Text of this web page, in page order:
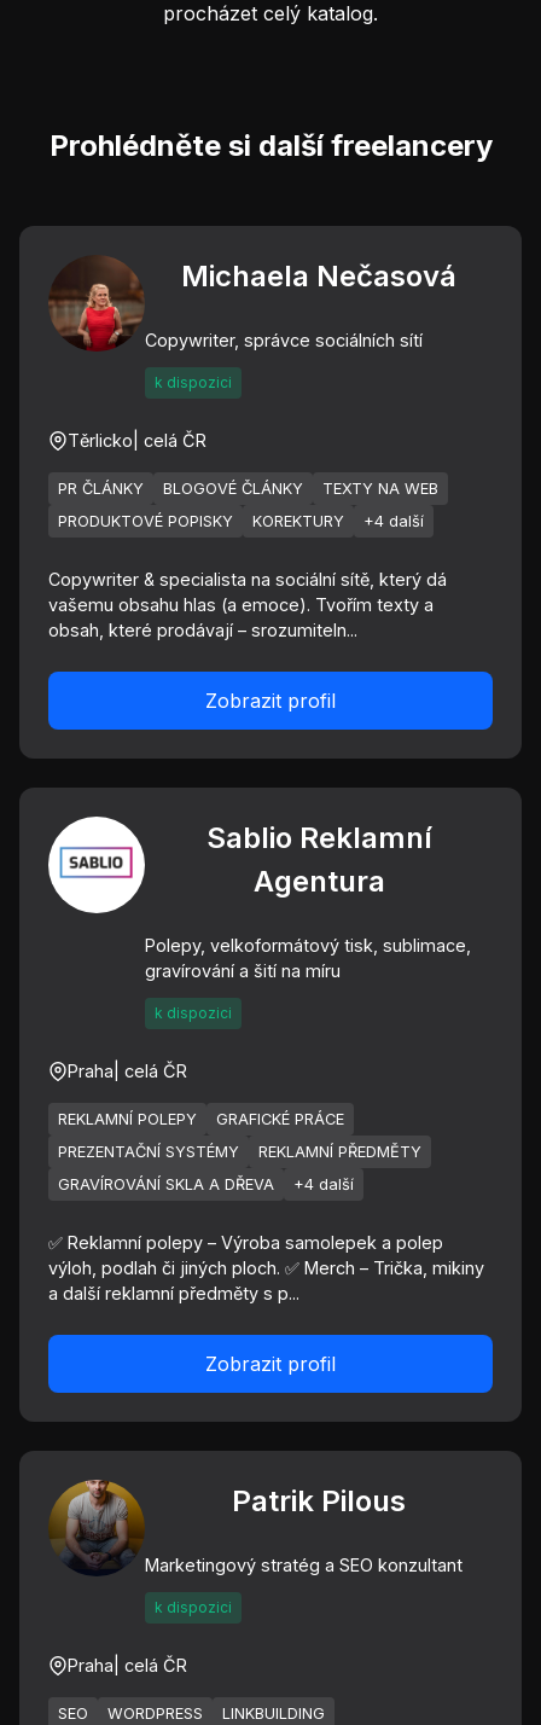
procházet celý katalog.
Prohlédněte si další freelancery
Michaela Nečasová
Copywriter, správce sociálních sítí
k dispozici
Těrlicko | celá ČR
PR ČLÁNKY BLOGOVÉ ČLÁNKY
TEXTY NA WEB
PRODUKTOVÉ POPISKY
KOREKTURY +4 další
Copywriter & specialista na sociální sítě, který dá
vašemu obsahu hlas (a emoce). Tvořím texty a
obsah, které prodávají – srozumiteln...
Zobrazit profil
Sablio Reklamní
Agentura
Polepy, velkoformátový tisk, sublimace,
gravírování a šití na míru
k dispozici
Praha | celá ČR
REKLAMNÍ POLEPY
GRAFICKÉ PRÁCE
PREZENTAČNÍ SYSTÉMY
REKLAMNÍ PŘEDMĚTY
GRAVÍROVÁNÍ SKLA A DŘEVA
+4 další
✅ Reklamní polepy – Výroba samolepek a polep
výloh, podlah či jiných ploch. ✅ Merch – Trička, mikiny
a další reklamní předměty s p...
Zobrazit profil
Patrik Pilous
Marketingový stratég a SEO konzultant
k dispozici
Praha | celá ČR
SEO WORDPRESS LINKBUILDING